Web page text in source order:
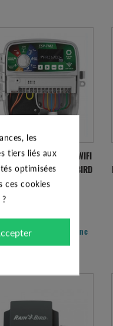
OUTDOOR WIFI
12 STATIONS - RAINBIRD
- 24 VOLTS
l'après-midi pour une
les
tiers liés aux
optimisées
ces cookies